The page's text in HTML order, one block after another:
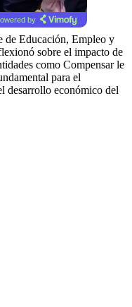
by
de Educación, Empleo y
sobre el impacto de
como Compensar le
para el
desarrollo económico del